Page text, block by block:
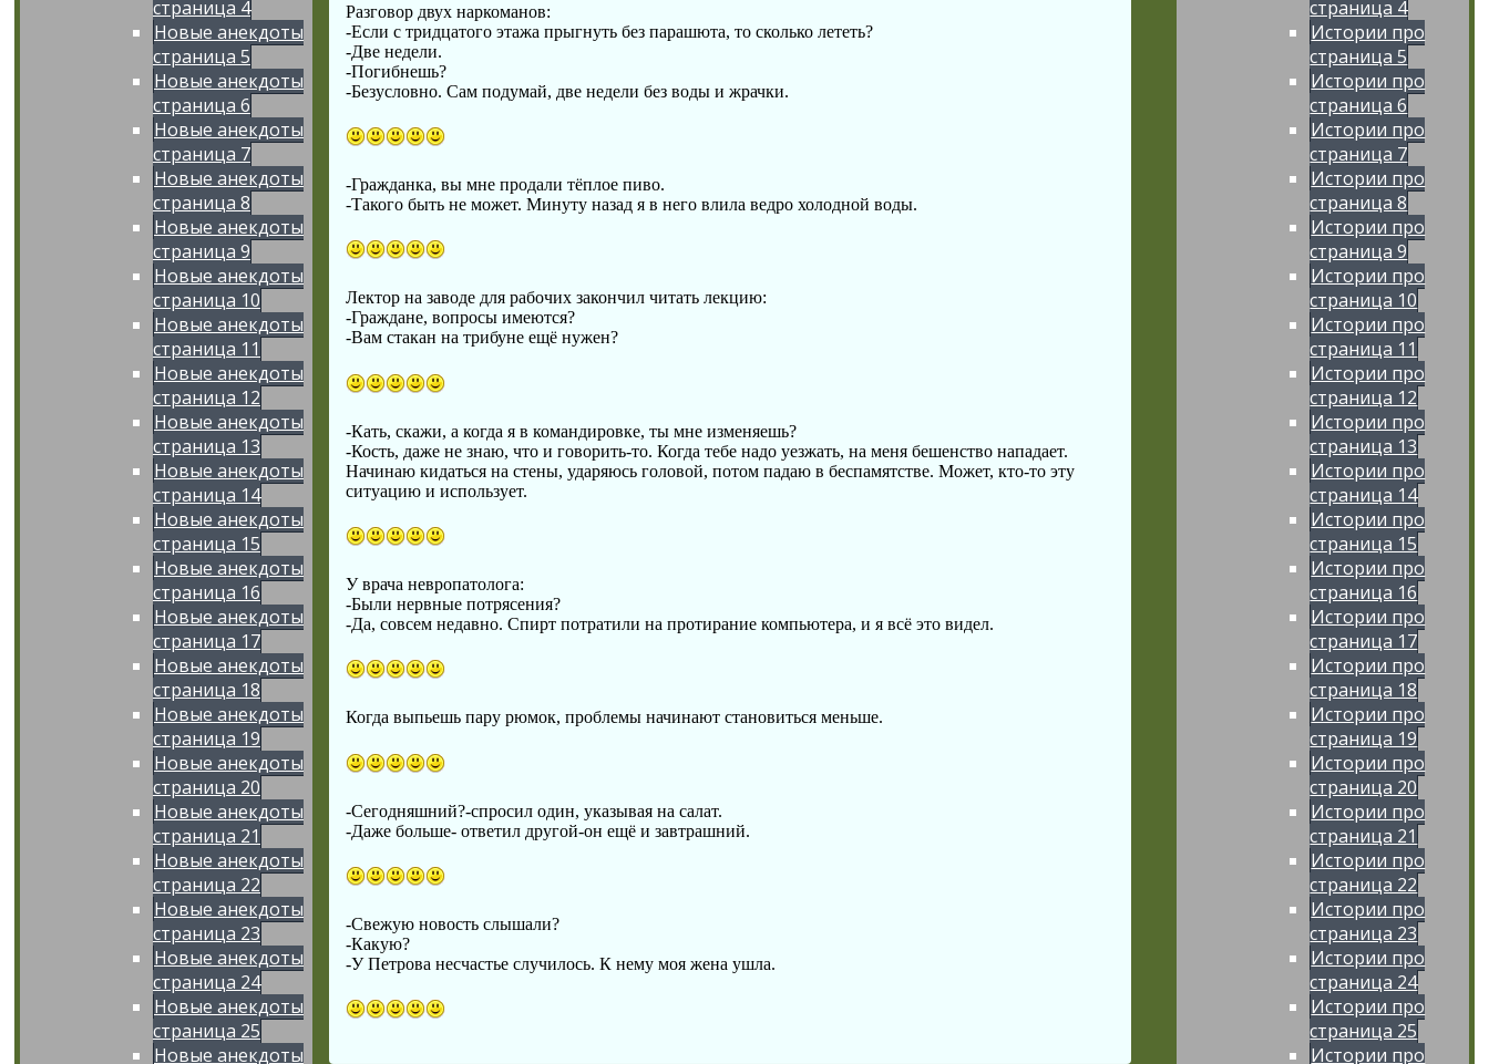
страница 4
Новые анекдоты
страница 5
Новые анекдоты
страница 6
Новые анекдоты
страница 7
Новые анекдоты
страница 8
Новые анекдоты
страница 9
Новые анекдоты
страница 10
Новые анекдоты
страница 11
Новые анекдоты
страница 12
Новые анекдоты
страница 13
Новые анекдоты
страница 14
Новые анекдоты
страница 15
Новые анекдоты
страница 16
Новые анекдоты
страница 17
Новые анекдоты
страница 18
Новые анекдоты
страница 19
Новые анекдоты
страница 20
Новые анекдоты
страница 21
Новые анекдоты
страница 22
Новые анекдоты
страница 23
Новые анекдоты
страница 24
Новые анекдоты
страница 25
Новые анекдоты
Разговор двух наркоманов:
-Если с тридцатого этажа прыгнуть без парашюта, то сколько лететь?
-Две недели.
-Погибнешь?
-Безусловно. Сам подумай, две недели без воды и жрачки.
-Гражданка, вы мне продали тёплое пиво.
-Такого быть не может. Минуту назад я в него влила ведро холодной воды.
Лектор на заводе для рабочих закончил читать лекцию:
-Граждане, вопросы имеются?
-Вам стакан на трибуне ещё нужен?
-Кать, скажи, а когда я в командировке, ты мне изменяешь?
-Кость, даже не знаю, что и говорить-то. Когда тебе надо уезжать, на меня бешенство нападает.
Начинаю кидаться на стены, ударяюсь головой, потом падаю в беспамятстве. Может, кто-то эту
ситуацию и использует.
У врача невропатолога:
-Были нервные потрясения?
-Да, совсем недавно. Спирт потратили на протирание компьютера, и я всё это видел.
Когда выпьешь пару рюмок, проблемы начинают становиться меньше.
-Сегодняшний?-спросил один, указывая на салат.
-Даже больше- ответил другой-он ещё и завтрашний.
-Свежую новость слышали?
-Какую?
-У Петрова несчастье случилось. К нему моя жена ушла.
страница 4
Истории про
страница 5
Истории про
страница 6
Истории про
страница 7
Истории про
страница 8
Истории про
страница 9
Истории про
страница 10
Истории про
страница 11
Истории про
страница 12
Истории про
страница 13
Истории про
страница 14
Истории про
страница 15
Истории про
страница 16
Истории про
страница 17
Истории про
страница 18
Истории про
страница 19
Истории про
страница 20
Истории про
страница 21
Истории про
страница 22
Истории про
страница 23
Истории про
страница 24
Истории про
страница 25
Истории про